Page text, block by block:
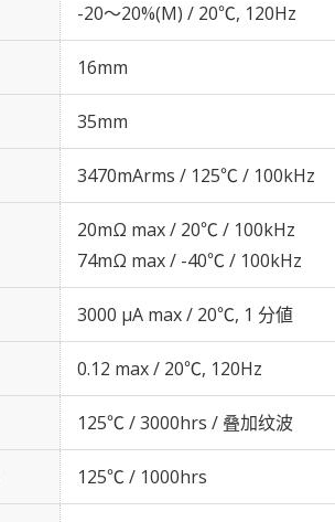
-20～20%(M) / 20℃, 120Hz
16mm
35mm
3470mArms / 125℃ / 100kHz
20mΩ max / 20℃ / 100kHz
74mΩ max / -40℃ / 100kHz
3000 μA max / 20℃, 1 分値
0.12 max / 20℃, 120Hz
125℃ / 3000hrs / 叠加纹波
125℃ / 1000hrs